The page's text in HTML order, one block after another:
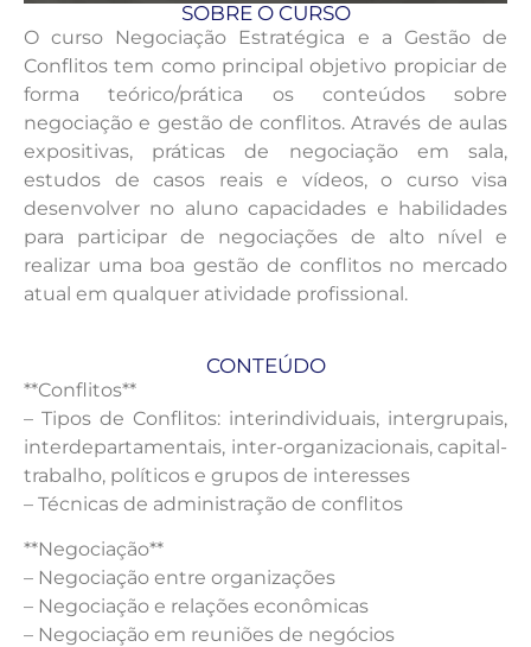
SOBRE O CURSO
O curso Negociação Estratégica e a Gestão de
Conflitos tem como principal objetivo propiciar de
forma teórico/prática os conteúdos sobre
negociação e gestão de conflitos. Através de aulas
expositivas, práticas de negociação em sala,
estudos de casos reais e vídeos, o curso visa
desenvolver no aluno capacidades e habilidades
para participar de negociações de alto nível e
realizar uma boa gestão de conflitos no mercado
atual em qualquer atividade profissional.
CONTEÚDO
**Conflitos**
– Tipos de Conflitos: interindividuais, intergrupais,
interdepartamentais, inter-organizacionais, capital-
trabalho, políticos e grupos de interesses
– Técnicas de administração de conflitos
**Negociação**
– Negociação entre organizações
– Negociação e relações econômicas
– Negociação em reuniões de negócios